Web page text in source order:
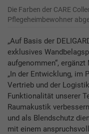
Die Farben der CARE
Pflegeheimbewohner
„Auf Basis der
exklusives
aufgenommen“,
„In der Entwicklung, im
Vertrieb und der
Funktionalität unserer
Raumakustik
und als Blendschutz
mit einem